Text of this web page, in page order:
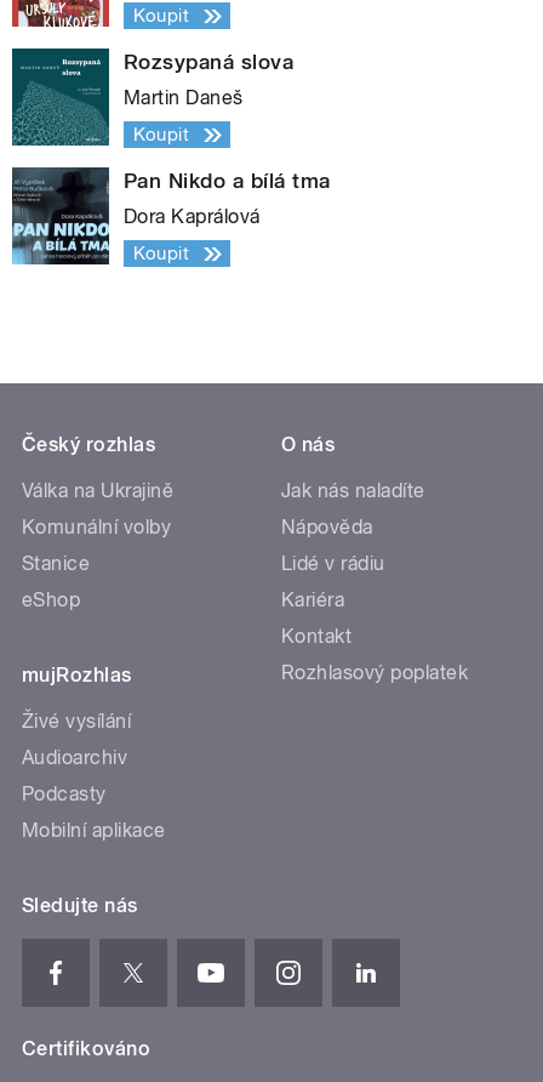
Koupit
Rozsypaná slova
Martin Daneš
Koupit
Pan Nikdo a bílá tma
Dora Kaprálová
Koupit
Český rozhlas
Válka na Ukrajině
Komunální volby
Stanice
eShop
mujRozhlas
Živé vysílání
Audioarchiv
Podcasty
Mobilní aplikace
O nás
Jak nás naladíte
Nápověda
Lidé v rádiu
Kariéra
Kontakt
Rozhlasový poplatek
Sledujte nás
Certifikováno